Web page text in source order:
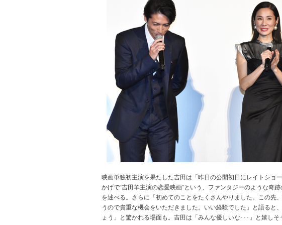
映画単独初主演を果たした吉田は「昨日の公開初日にレイトショ
かげで“吉田羊主演の恋愛映画”という、ファンタジーのような奇
を述べる。さらに「初めてのことをたくさんやりました。この先
うので貴重な機会をいただきました。いい経験でした」と語ると
ょう」と驚かれる場面も。吉田は「みんな優しいな･･･」と嬉しそ